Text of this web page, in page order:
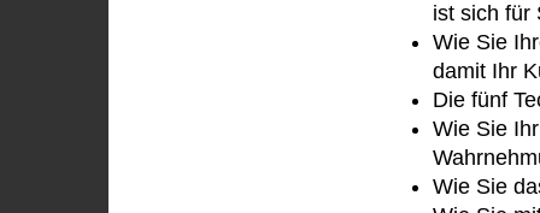
ist sich für
Wie Sie
damit Ihr
Die fünf
Wie Sie
Wie Sie